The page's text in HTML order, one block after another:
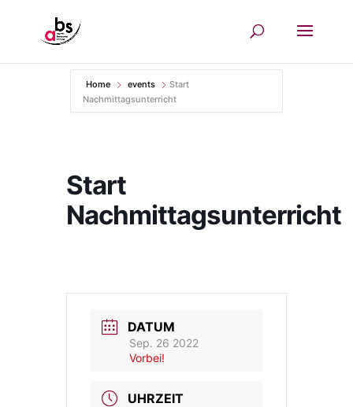
Home events
Start
Nachmittagsunterricht
Start
Nachmittagsunterricht
DATUM
Sep. 26 2022
Vorbei!
UHRZEIT